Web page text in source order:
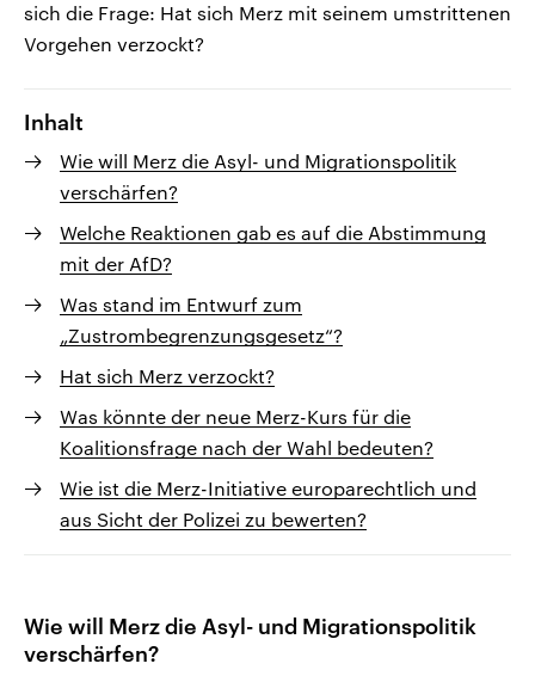
sich die Frage: Hat sich Merz mit seinem umstrittenen
Vorgehen verzockt?
Inhalt
Wie will Merz die Asyl- und Migrationspolitik
verschärfen?
Welche Reaktionen gab es auf die Abstimmung
mit der AfD?
Was stand im Entwurf zum
„Zustrombegrenzungsgesetz“?
Hat sich Merz verzockt?
Was könnte der neue Merz-Kurs für die
Koalitionsfrage nach der Wahl bedeuten?
Wie ist die Merz-Initiative europarechtlich und
aus Sicht der Polizei zu bewerten?
Wie will Merz die Asyl- und Migrationspolitik
verschärfen?